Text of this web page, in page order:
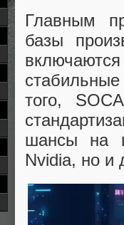
Главным
базы
того,
шансы на
Nvidia, но и